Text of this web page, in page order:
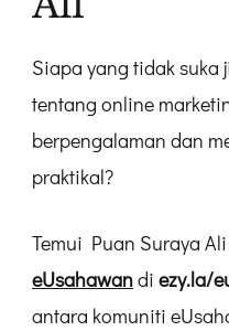
Siapa yang tidak suka
tentang online
berpengalaman dan
praktikal?
Temui Puan Suraya
eUsahawandi ezy.la/
antara komuniti